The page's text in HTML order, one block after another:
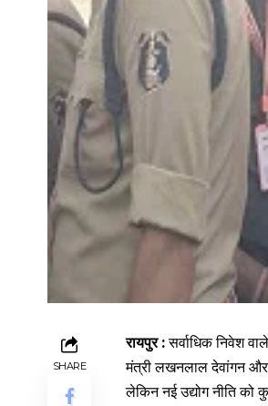
SHARE
रायपुर :सर्वाधिक निवेश
मंत्री लखनलाल देवांगन
लेकिन नई उद्योग नीति